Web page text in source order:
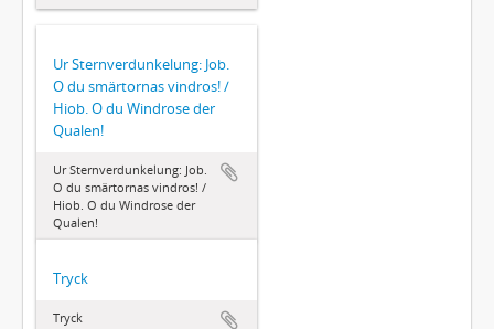
Ur Sternverdunkelung: Job.
O du smärtornas vindros! /
Hiob. O du Windrose der
Qualen!
Ur Sternverdunkelung: Job.
O du smärtornas vindros! /
Hiob. O du Windrose der
Qualen!
Tryck
Tryck